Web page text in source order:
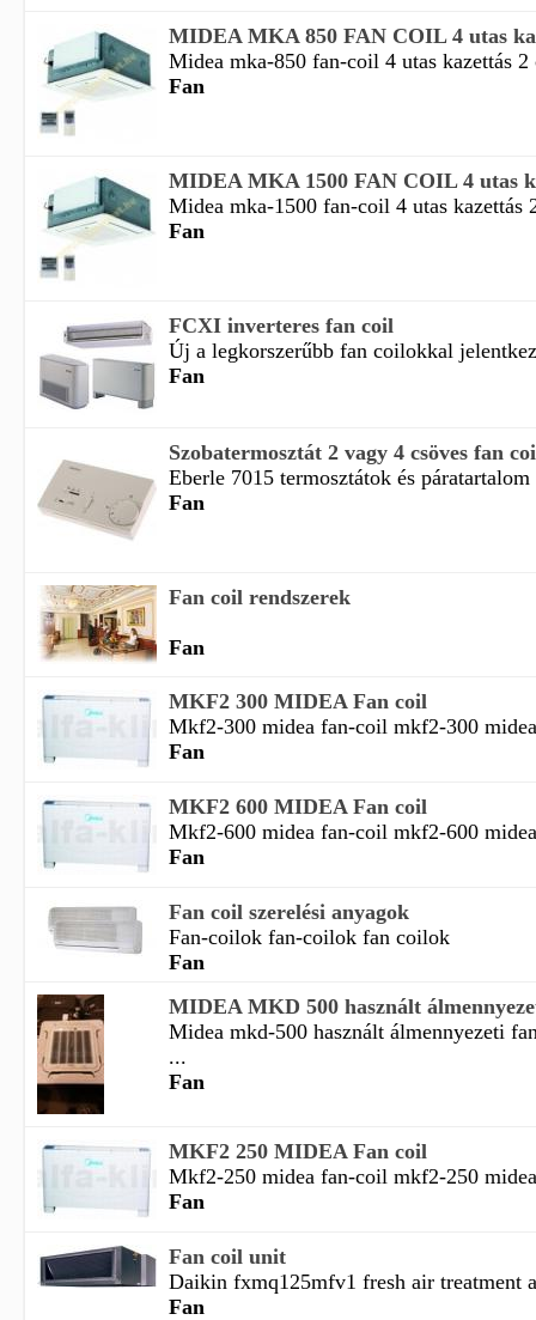
MIDEA MKA 850 FAN COIL 4 utas
Midea mka-850 fan-coil 4 utas kazettás 2
Fan
MIDEA MKA 1500 FAN COIL 4 utas
Midea mka-1500 fan-coil 4 utas kazettás
Fan
FCXI inverteres fan coil
Új a legkorszerűbb fan coilokkal
Fan
Szobatermosztát 2 vagy 4 csöves fan
Eberle 7015 termosztátok és
Fan
Fan coil rendszerek
Fan
MKF2 300 MIDEA Fan coil
Mkf2-300 midea fan-coil mkf2-300
Fan
MKF2 600 MIDEA Fan coil
Mkf2-600 midea fan-coil mkf2-600
Fan
Fan coil szerelési anyagok
Fan-coilok fan-coilok fan coilok
Fan
MIDEA MKD 500 használt
Midea mkd-500 használt álmennyezeti
...
Fan
MKF2 250 MIDEA Fan coil
Mkf2-250 midea fan-coil mkf2-250
Fan
Fan coil unit
Daikin fxmq125mfv1 fresh air treatment
Fan